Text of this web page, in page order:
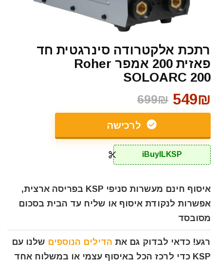
רתכת אלקטרודה סינרגטית חד
פאזית 200 אמפר Roher
SOLOARC 200
549₪
699₪
לרכישה
iBuyILKSP
איסוף חינם מעשרות סניפי KSP בפריסה ארצית,
אפשרות לנקודת איסוף או שליח עד הבית בסכום
מסובסד
רגע! כדאי לבדוק גם את הדילים הנוספים שלנו עם
KSP כדי לרכז הכל באיסוף עצמי או במשלוח אחד